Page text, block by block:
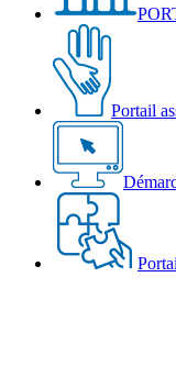
Portail